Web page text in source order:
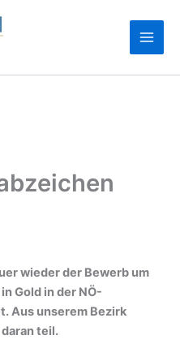
wieder der Bewerb um
Gold in der NÖ-
Aus unserem Bezirk
teil.